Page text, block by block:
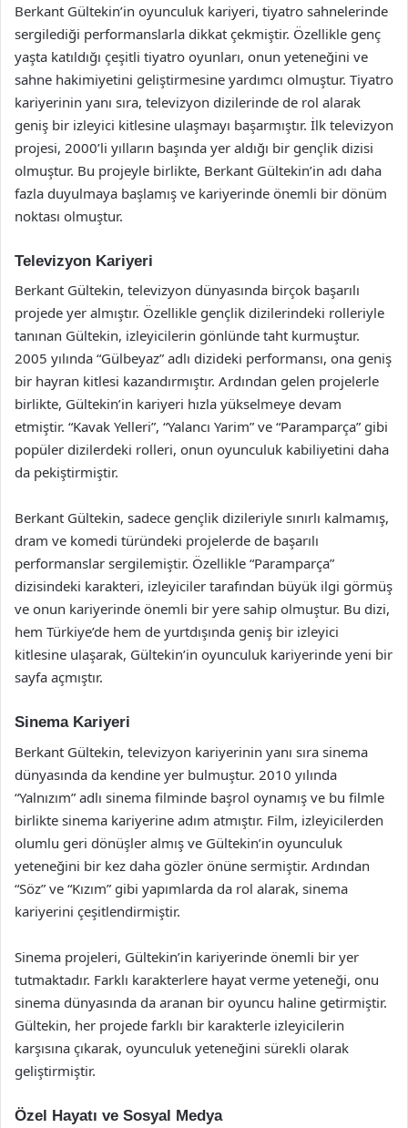
Berkant Gültekin’in oyunculuk kariyeri, tiyatro sahnelerinde
sergilediği performanslarla dikkat çekmiştir. Özellikle genç
yaşta katıldığı çeşitli tiyatro oyunları, onun yeteneğini ve
sahne hakimiyetini geliştirmesine yardımcı olmuştur. Tiyatro
kariyerinin yanı sıra, televizyon dizilerinde de rol alarak
geniş bir izleyici kitlesine ulaşmayı başarmıştır. İlk televizyon
projesi, 2000’li yılların başında yer aldığı bir gençlik dizisi
olmuştur. Bu projeyle birlikte, Berkant Gültekin’in adı daha
fazla duyulmaya başlamış ve kariyerinde önemli bir dönüm
noktası olmuştur.
Televizyon Kariyeri
Berkant Gültekin, televizyon dünyasında birçok başarılı
projede yer almıştır. Özellikle gençlik dizilerindeki rolleriyle
tanınan Gültekin, izleyicilerin gönlünde taht kurmuştur.
2005 yılında “Gülbeyaz” adlı dizideki performansı, ona geniş
bir hayran kitlesi kazandırmıştır. Ardından gelen projelerle
birlikte, Gültekin’in kariyeri hızla yükselmeye devam
etmiştir. “Kavak Yelleri”, “Yalancı Yarim” ve “Paramparça” gibi
popüler dizilerdeki rolleri, onun oyunculuk kabiliyetini daha
da pekiştirmiştir.
Berkant Gültekin, sadece gençlik dizileriyle sınırlı kalmamış,
dram ve komedi türündeki projelerde de başarılı
performanslar sergilemiştir. Özellikle “Paramparça”
dizisindeki karakteri, izleyiciler tarafından büyük ilgi görmüş
ve onun kariyerinde önemli bir yere sahip olmuştur. Bu dizi,
hem Türkiye’de hem de yurtdışında geniş bir izleyici
kitlesine ulaşarak, Gültekin’in oyunculuk kariyerinde yeni bir
sayfa açmıştır.
Sinema Kariyeri
Berkant Gültekin, televizyon kariyerinin yanı sıra sinema
dünyasında da kendine yer bulmuştur. 2010 yılında
“Yalnızım” adlı sinema filminde başrol oynamış ve bu filmle
birlikte sinema kariyerine adım atmıştır. Film, izleyicilerden
olumlu geri dönüşler almış ve Gültekin’in oyunculuk
yeteneğini bir kez daha gözler önüne sermiştir. Ardından
“Söz” ve “Kızım” gibi yapımlarda da rol alarak, sinema
kariyerini çeşitlendirmiştir.
Sinema projeleri, Gültekin’in kariyerinde önemli bir yer
tutmaktadır. Farklı karakterlere hayat verme yeteneği, onu
sinema dünyasında da aranan bir oyuncu haline getirmiştir.
Gültekin, her projede farklı bir karakterle izleyicilerin
karşısına çıkarak, oyunculuk yeteneğini sürekli olarak
geliştirmiştir.
Özel Hayatı ve Sosyal Medya